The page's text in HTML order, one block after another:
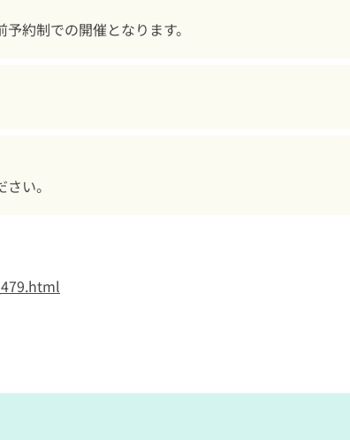
約制での開催となります。
い。